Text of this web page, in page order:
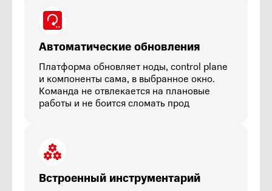
Автоматические обновления
Платформа обновляет ноды, control plane
и компоненты сама, в выбранное окно.
Команда не отвлекается на плановые
работы и не боится сломать прод
Встроенный инструментарий